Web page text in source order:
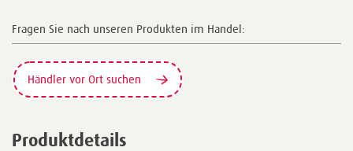
Fragen Sie nach unseren Produkten im Handel:
Händler vor Ort suchen
Produktdetails